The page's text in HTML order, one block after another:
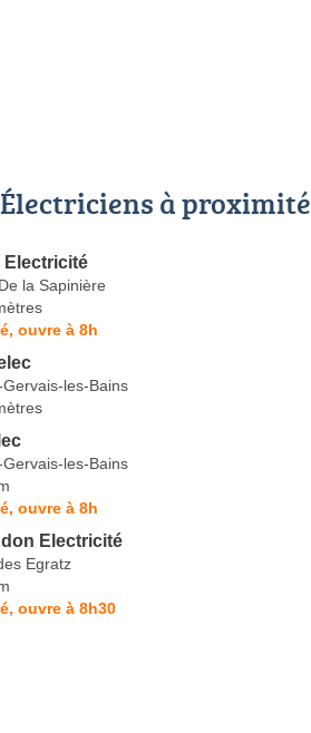
Électriciens à proximité
Electricité
la Sapinière
ouvre à 8h
Gervais-les-Bains
Gervais-les-Bains
ouvre à 8h
Electricité
Egratz
ouvre à 8h30